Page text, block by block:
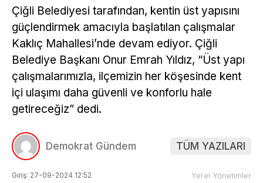
Çiğli Belediyesi tarafından, kentin üst yapısını
güçlendirmek amacıyla başlatılan çalışmalar
Kaklıç Mahallesi’nde devam ediyor. Çiğli
Belediye Başkanı Onur Emrah Yıldız, “Üst yapı
çalışmalarımızla, ilçemizin her köşesinde kent
içi ulaşımı daha güvenli ve konforlu hale
getireceğiz” dedi.
Demokrat Gündem TÜM YAZILARI
Giriş: 27-09-2024 12:52
Yerel Yönetimler